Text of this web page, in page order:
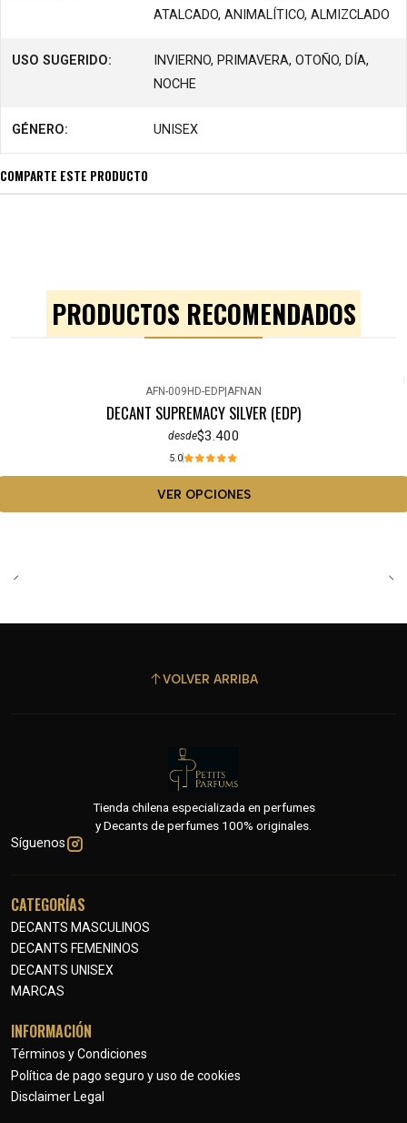
ATALCADO, ANIMALÍTICO, ALMIZCLADO
USO SUGERIDO:
INVIERNO, PRIMAVERA, OTOÑO, DÍA,
NOCHE
GÉNERO: UNISEX
COMPARTE ESTE PRODUCTO
PRODUCTOS RECOMENDADOS
AFN-009HD-EDP AFNAN
DECANT SUPREMACY SILVER (EDP)
desde$3.400
5.0
VER OPCIONES
VOLVER ARRIBA
Tienda chilena especializada en perfumes
y Decants de perfumes 100% originales.
Síguenos
CATEGORÍAS
DECANTS MASCULINOS
DECANTS FEMENINOS
DECANTS UNISEX
MARCAS
INFORMACIÓN
Términos y Condiciones
Política de pago seguro y uso de cookies
Disclaimer Legal